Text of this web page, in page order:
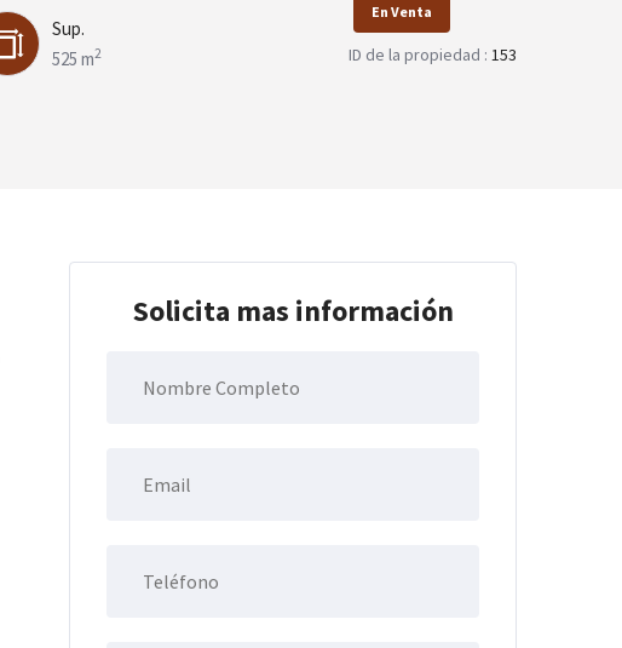
Sup.
525 m2
En Venta
ID de la propiedad : 153
Solicita mas información